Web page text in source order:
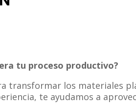
tu proceso productivo?
transformar los materiales
te ayudamos a